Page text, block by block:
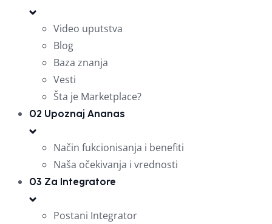
Video uputstva
Blog
Baza znanja
Vesti
Šta je Marketplace?
02 Upoznaj Ananas
Način fukcionisanja i benefiti
Naša očekivanja i vrednosti
03 Za Integratore
Postani Integrator